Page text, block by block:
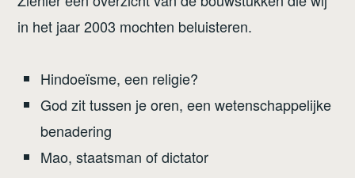
in het jaar 2003 mochten beluisteren.
Hindoeïsme, een religie?
God zit tussen je oren, een wetenschappelijke
benadering
Mao, staatsman of dictator